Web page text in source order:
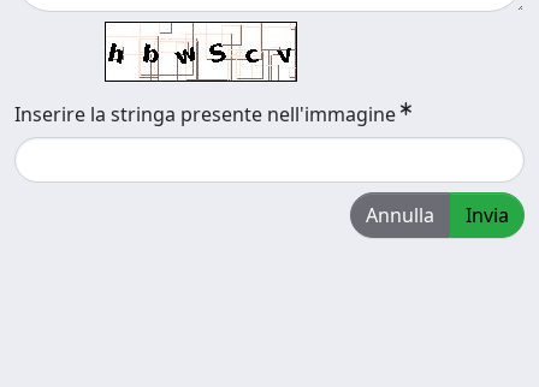
Inserire la stringa presente nell'immagine
Annulla Invia